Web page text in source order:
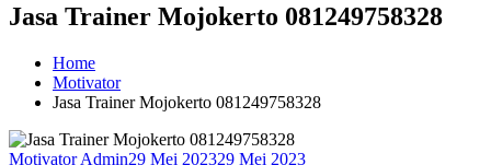
Jasa Trainer Mojokerto 081249758328
Home
Motivator
Jasa Trainer Mojokerto 081249758328
Motivator Admin29 Mei 202329 Mei 2023